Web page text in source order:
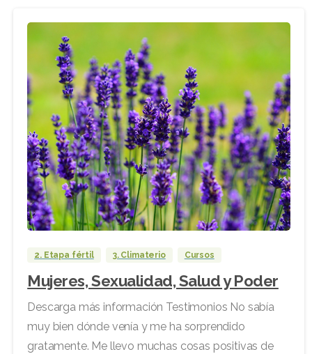
2. Etapa fértil 3. Climaterio Cursos
Mujeres, Sexualidad, Salud y Poder
Descarga más información Testimonios No sabía
muy bien dónde venía y me ha sorprendido
gratamente. Me llevo muchas cosas positivas de